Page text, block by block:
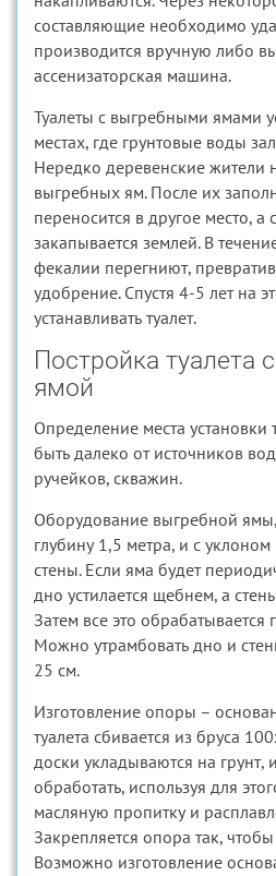
составляющие необходимо
производится вручную либо
ассенизаторская машина.
Туалеты с выгребными ямами
местах, где грунтовые воды
Нередко деревенские жители
выгребных ям. После их
переносится в другое место, а
закапывается землей. В
фекалии перегниют,
удобрение. Спустя 4-5 лет на
устанавливать туалет.
Постройка туалета
ямой
Определение места установки
быть далеко от источников
ручейков, скважин.
Оборудование выгребной
глубину 1,5 метра, и с
стены. Если яма будет
дно устилается щебнем, а
Затем все это обрабатывается
Можно утрамбовать дно и
25 см.
Изготовление опоры –
туалета сбивается из бруса
доски укладываются на грунт,
обработать, используя для
масляную пропитку и
Закрепляется опора так,
Возможно изготовление